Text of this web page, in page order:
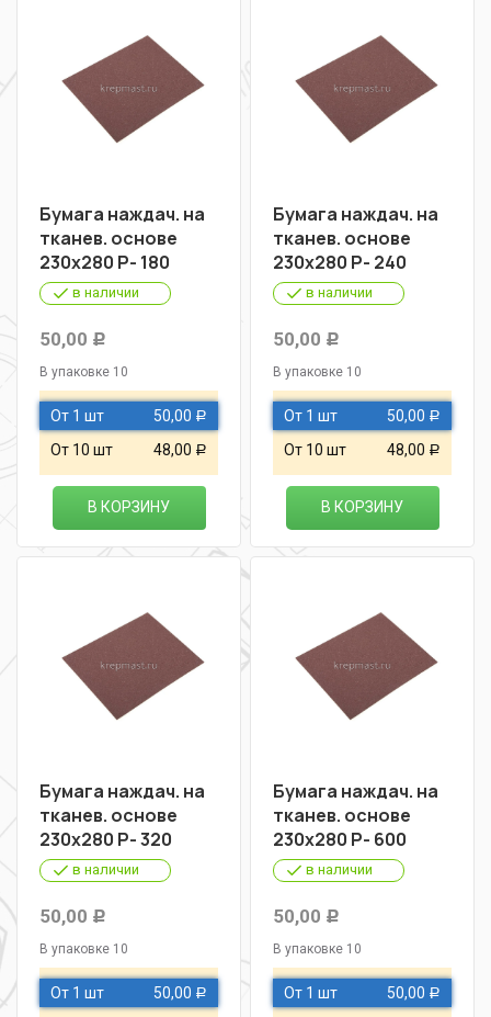
Бумага наждач. на
тканев. основе
230х280 Р- 180
в наличии
50,00 Р
В упаковке 10
От 1 шт 50,00 Р
От 10 шт 48,00 Р
В КОРЗИНУ
Бумага наждач. на
тканев. основе
230х280 Р- 240
в наличии
50,00 Р
В упаковке 10
От 1 шт 50,00 Р
От 10 шт 48,00 Р
В КОРЗИНУ
Бумага наждач. на
тканев. основе
230х280 Р- 320
в наличии
50,00 Р
В упаковке 10
От 1 шт 50,00 Р
Бумага наждач. на
тканев. основе
230х280 Р- 600
в наличии
50,00 Р
В упаковке 10
От 1 шт 50,00 Р